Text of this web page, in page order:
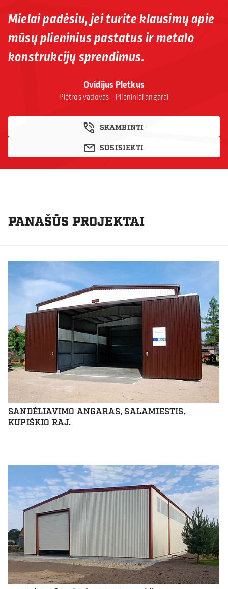
Ovidijus Pletkus
Plėtros vadovas - Plieniniai angarai
SKAMBINTI
SUSISIEKTI
Mielai padėsiu, jei turite klausimų apie
mūsų plieninius pastatus ir metalo
konstrukcijų sprendimus.
PANAŠŪS PROJEKTAI
SANDĖLIAVIMO ANGARAS, SALAMIESTIS,
KUPIŠKIO RAJ.